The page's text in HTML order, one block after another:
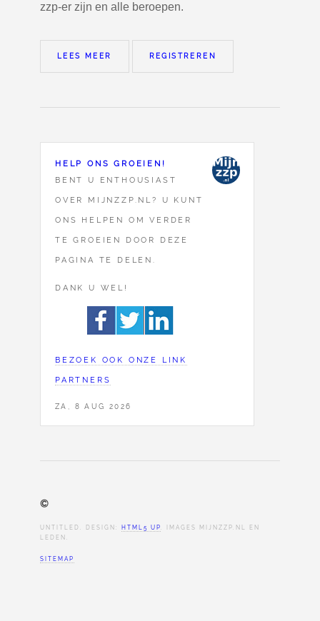
zzp-er zijn en alle beroepen.
LEES MEER REGISTREREN
HELP ONS GROEIEN!
BENT U ENTHOUSIAST
OVER MIJNZZP.NL? U KUNT
ONS HELPEN OM VERDER
TE GROEIEN DOOR DEZE
PAGINA TE DELEN.
DANK U WEL!
BEZOEK OOK ONZE LINK
PARTNERS
ZA, 8 AUG 2026
©
UNTITLED. DESIGN: HTML5 UP . IMAGES MIJNZZP.NL EN
LEDEN.
SITEMAP